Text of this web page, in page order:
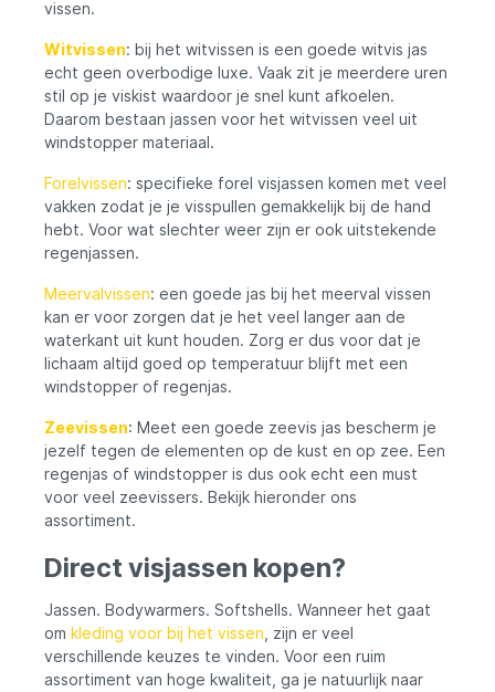
drogend, ideaal voor avonturen in de
van Legendfossil ben je goed voorbereid
op alle weersomstandigheden. Het biedt
niet alleen functionaliteit en comfort, maar
ziet er ook nog eens geweldig uit. Bestel
vandaag nog en geniet van alle voordelen
die dit fleecejack te bieden heeft!
vissen.
Witvissen: bij het witvissen is een goede witvis jas
echt geen overbodige luxe. Vaak zit je meerdere uren
stil op je viskist waardoor je snel kunt afkoelen.
Daarom bestaan jassen voor het witvissen veel uit
windstopper materiaal.
Forelvissen: specifieke forel visjassen komen met veel
vakken zodat je je visspullen gemakkelijk bij de hand
hebt. Voor wat slechter weer zijn er ook uitstekende
regenjassen.
Meervalvissen: een goede jas bij het meerval vissen
kan er voor zorgen dat je het veel langer aan de
waterkant uit kunt houden. Zorg er dus voor dat je
lichaam altijd goed op temperatuur blijft met een
windstopper of regenjas.
Zeevissen: Meet een goede zeevis jas bescherm je
jezelf tegen de elementen op de kust en op zee. Een
regenjas of windstopper is dus ook echt een must
voor veel zeevissers. Bekijk hieronder ons
assortiment.
Direct visjassen kopen?
Jassen. Bodywarmers. Softshells. Wanneer het gaat
om kleding voor bij het vissen , zijn er veel
verschillende keuzes te vinden. Voor een ruim
assortiment van hoge kwaliteit, ga je natuurlijk naar